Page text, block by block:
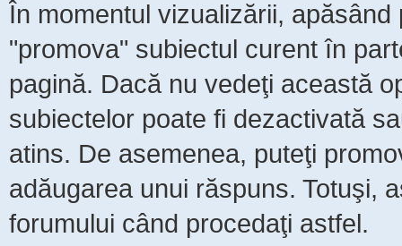
În momentul vizualizării, apăsând
"promova" subiectul curent în
pagină. Dacă nu vedeţi această
subiectelor poate fi dezactivată
atins. De asemenea, puteţi
adăugarea unui răspuns. Totuşi,
forumului când procedaţi astfel.